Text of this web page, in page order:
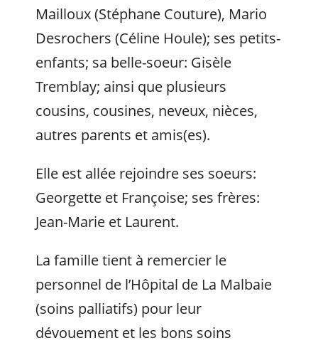
Mailloux (Stéphane Couture), Mario
Desrochers (Céline Houle); ses petits-
enfants; sa belle-soeur: Gisèle
Tremblay; ainsi que plusieurs
cousins, cousines, neveux, nièces,
autres parents et amis(es).
Elle est allée rejoindre ses soeurs:
Georgette et Françoise; ses frères:
Jean-Marie et Laurent.
La famille tient à remercier le
personnel de l’Hôpital de La Malbaie
(soins palliatifs) pour leur
dévouement et les bons soins